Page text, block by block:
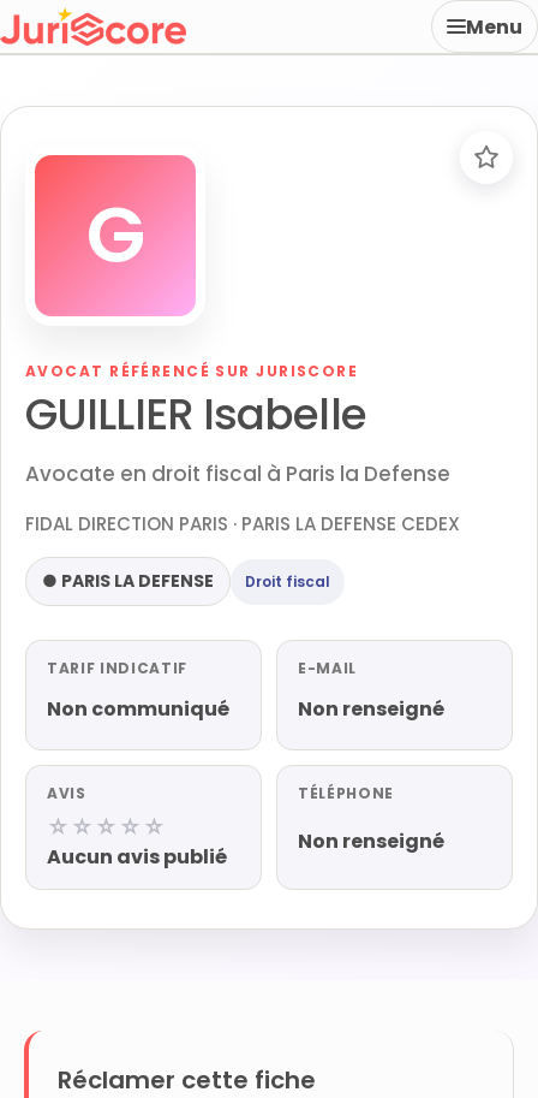
Menu
G
AVOCAT RÉFÉRENCÉ SUR JURISCORE
GUILLIER Isabelle
Avocate en droit fiscal à Paris la Defense
FIDAL DIRECTION PARIS · PARIS LA DEFENSE CEDEX
● PARIS LA DEFENSE Droit fiscal
TARIF INDICATIF
Non communiqué
E-MAIL
Non renseigné
AVIS
☆☆☆☆☆
Aucun avis publié
TÉLÉPHONE
Non renseigné
Réclamer cette fiche